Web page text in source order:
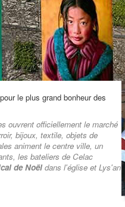
le plus grand bonheur des
ouvrent officiellement le marché
bijoux, textile, objets de
animent le centre ville, un
les bateliers de Celac
de Noël dans l'église et Lys'an